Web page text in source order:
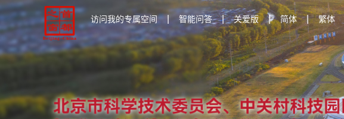
访问我的专属空间 智能问答 | 关爱版 | 简体 | 繁体